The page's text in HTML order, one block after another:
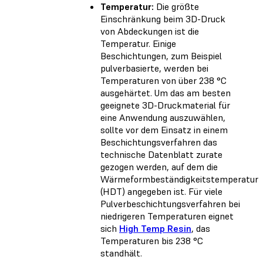
Temperatur: Die größte
Einschränkung beim 3D-Druck
von Abdeckungen ist die
Temperatur. Einige
Beschichtungen, zum Beispiel
pulverbasierte, werden bei
Temperaturen von über 238 °C
ausgehärtet. Um das am besten
geeignete 3D-Druckmaterial für
eine Anwendung auszuwählen,
sollte vor dem Einsatz in einem
Beschichtungsverfahren das
technische Datenblatt zurate
gezogen werden, auf dem die
Wärmeformbeständigkeitstemperatur
(HDT) angegeben ist. Für viele
Pulverbeschichtungsverfahren bei
niedrigeren Temperaturen eignet
sich High Temp Resin, das
Temperaturen bis 238 °C
standhält.